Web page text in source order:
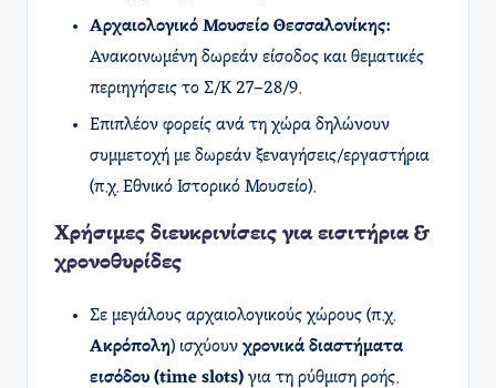
Αρχαιολογικό Μουσείο Θεσσαλονίκης:
Ανακοινωμένη δωρεάν είσοδος και θεματικές
περιηγήσεις το Σ/Κ 27–28/9.
Επιπλέον φορείς ανά τη χώρα δηλώνουν
συμμετοχή με δωρεάν ξεναγήσεις/εργαστήρια
(π.χ. Εθνικό Ιστορικό Μουσείο).
Χρήσιμες διευκρινίσεις για εισιτήρια &
χρονοθυρίδες
Σε μεγάλους αρχαιολογικούς χώρους (π.χ.
Ακρόπολη) ισχύουν χρονικά διαστήματα
εισόδου (time slots) για τη ρύθμιση ροής.